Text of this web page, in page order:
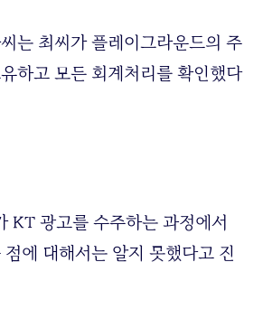
는 최씨가 플레이그라운드의 주
하고 모든 회계처리를 확인했다
KT 광고를 수주하는 과정에서
에 대해서는 알지 못했다고 진